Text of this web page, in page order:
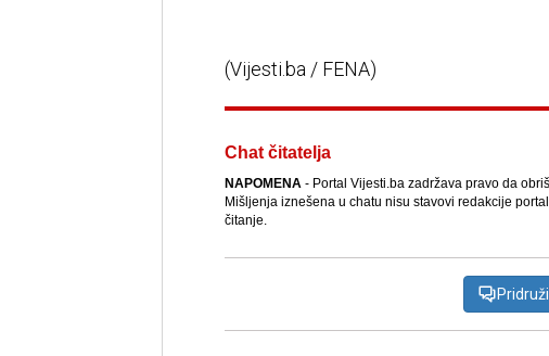
(Vijesti.ba / FENA)
Chat čitatelja
NAPOMENA- Portal Vijesti.ba zadržava pravo da
Mišljenja iznešena u chatu nisu stavovi redakcije
čitanje.